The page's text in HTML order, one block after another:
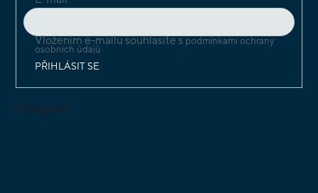
Vložením e-mailu souhlasíte spodmínkami ochrany
osobních údajů
PŘIHLÁSIT SE
Instagram